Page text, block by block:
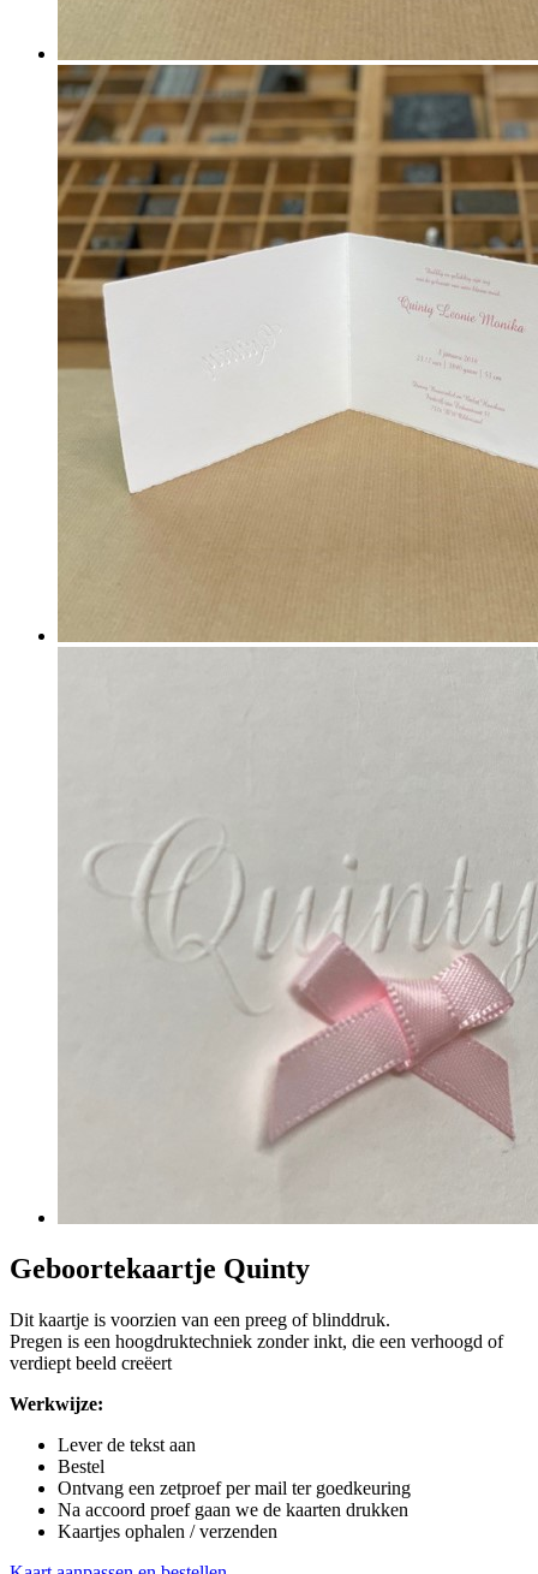
Geboortekaartje Quinty
Dit kaartje is voorzien van een preeg of blinddruk.
Pregen is een hoogdruktechniek zonder inkt, die een verhoogd of
verdiept beeld creëert
Werkwijze:
Lever de tekst aan
Bestel
Ontvang een zetproef per mail ter goedkeuring
Na accoord proef gaan we de kaarten drukken
Kaartjes ophalen / verzenden